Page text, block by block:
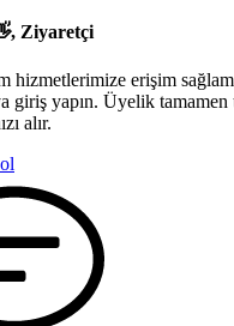
Ziyaretçi
hizmetlerimize erişim
giriş yapın. Üyelik
alır.